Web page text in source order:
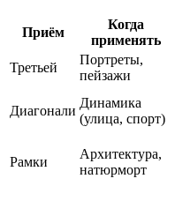
Приём
Когда
применять
Третьей
Портреты,
пейзажи
Диагонали
Динамика
(улица, спорт)
Рамки
Архитектура,
натюрморт